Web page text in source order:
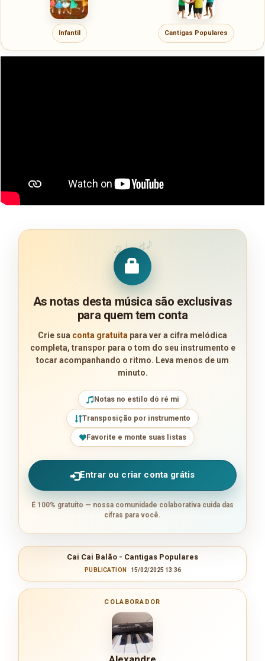
Infantil Cantigas Populares
♫♩♯♪
As notas desta música são exclusivas
para quem tem conta
Crie sua conta gratuita para ver a cifra melódica
completa, transpor para o tom do seu instrumento e
tocar acompanhando o ritmo. Leva menos de um
minuto.
Notas no estilo dó ré mi
Transposição por instrumento
Favorite e monte suas listas
Entrar ou criar conta grátis
É 100% gratuito — nossa comunidade colaborativa cuida das
cifras para você.
Cai Cai Balão - Cantigas Populares
PUBLICATION 15/02/2025 13:36
COLABORADOR